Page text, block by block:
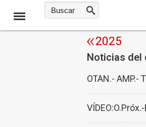
2025
Noticias del
OTAN.-